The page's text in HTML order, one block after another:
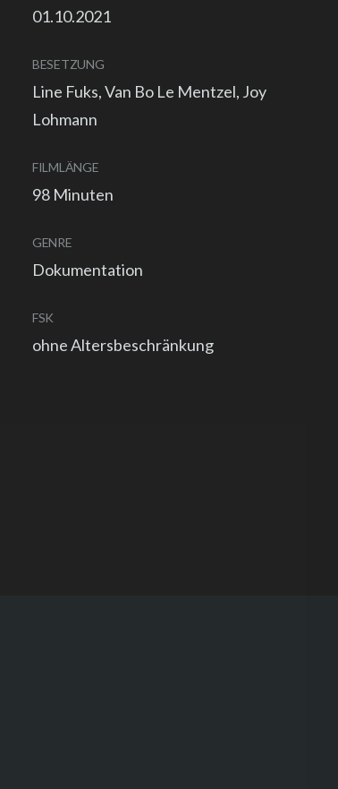
01.10.2021
BESETZUNG
Line Fuks, Van Bo Le Mentzel, Joy
Lohmann
FILMLÄNGE
98 Minuten
GENRE
Dokumentation
FSK
ohne Altersbeschränkung